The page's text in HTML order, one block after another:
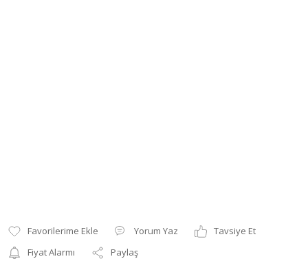
Yorum Yaz
Tavsiye Et
Fiyat Alarmı
Paylaş